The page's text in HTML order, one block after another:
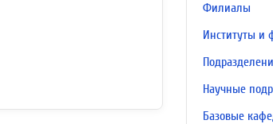
Филиалы
Институты и
Научные
Базовые